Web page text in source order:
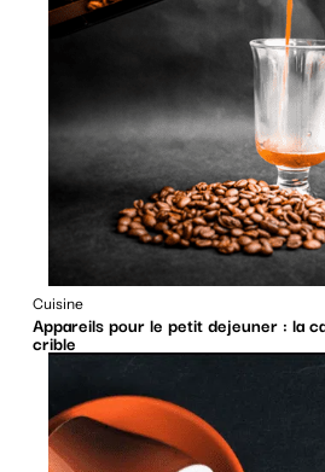
Cuisine
Appareils pour le petit dejeuner : la
crible